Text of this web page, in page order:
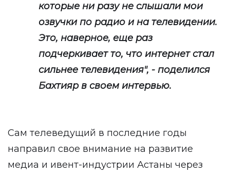
которые ни разу не слышали мои
озвучки по радио и на телевидении.
Это, наверное, еще раз
подчеркивает то, что интернет стал
сильнее телевидения", - поделился
Бахтияр в своем интервью.
Сам телеведущий в последние годы
направил свое внимание на развитие
медиа и ивент-индустрии Астаны через